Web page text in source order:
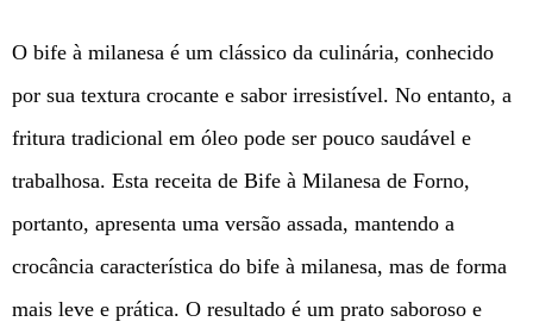
O bife à milanesa é um clássico da culinária, conhecido
por sua textura crocante e sabor irresistível. No entanto, a
fritura tradicional em óleo pode ser pouco saudável e
trabalhosa. Esta receita de Bife à Milanesa de Forno,
portanto, apresenta uma versão assada, mantendo a
crocância característica do bife à milanesa, mas de forma
mais leve e prática. O resultado é um prato saboroso e